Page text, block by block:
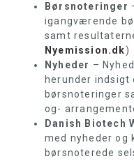
Børsnoteringer
igangværende
samt
Nyemission.dk)
Nyheder –
herunder indsigt
børsnoteringer
og-
Danish Biotech
med nyheder og
børsnoterede